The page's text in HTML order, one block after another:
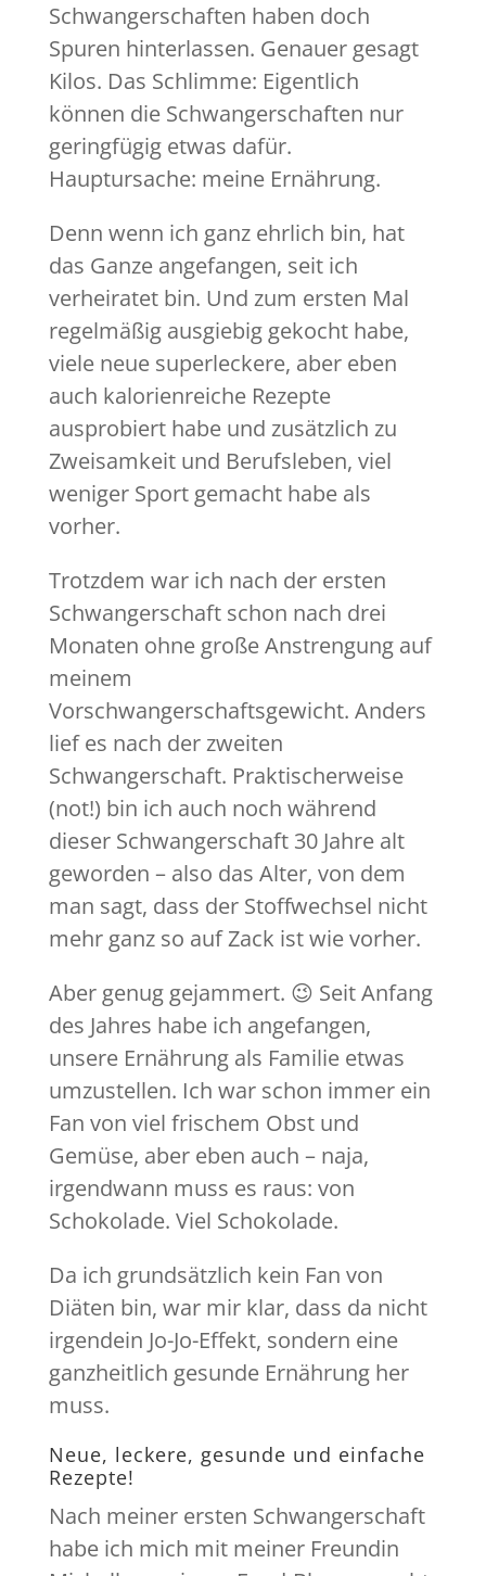
Schwangerschaften haben doch
Spuren hinterlassen. Genauer gesagt
Kilos. Das Schlimme: Eigentlich
können die Schwangerschaften nur
geringfügig etwas dafür.
Hauptursache: meine Ernährung.
Denn wenn ich ganz ehrlich bin, hat
das Ganze angefangen, seit ich
verheiratet bin. Und zum ersten Mal
regelmäßig ausgiebig gekocht habe,
viele neue superleckere, aber eben
auch kalorienreiche Rezepte
ausprobiert habe und zusätzlich zu
Zweisamkeit und Berufsleben, viel
weniger Sport gemacht habe als
vorher.
Trotzdem war ich nach der ersten
Schwangerschaft schon nach drei
Monaten ohne große Anstrengung auf
meinem
Vorschwangerschaftsgewicht. Anders
lief es nach der zweiten
Schwangerschaft. Praktischerweise
(not!) bin ich auch noch während
dieser Schwangerschaft 30 Jahre alt
geworden – also das Alter, von dem
man sagt, dass der Stoffwechsel nicht
mehr ganz so auf Zack ist wie vorher.
Aber genug gejammert. 😉 Seit Anfang
des Jahres habe ich angefangen,
unsere Ernährung als Familie etwas
umzustellen. Ich war schon immer ein
Fan von viel frischem Obst und
Gemüse, aber eben auch – naja,
irgendwann muss es raus: von
Schokolade. Viel Schokolade.
Da ich grundsätzlich kein Fan von
Diäten bin, war mir klar, dass da nicht
irgendein Jo-Jo-Effekt, sondern eine
ganzheitlich gesunde Ernährung her
muss.
Neue, leckere, gesunde und einfache
Rezepte!
Nach meiner ersten Schwangerschaft
habe ich mich mit meiner Freundin